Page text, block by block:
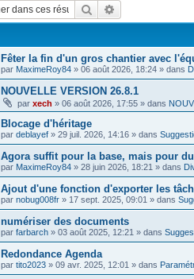
Rechercher
Fêter la fin d'un gros chantier avec
par MaximeRoy84 » 06 août 2026, 18:24 » dans
NOUVELLE VERSION 26.8.1
par xech » 06 août 2026, 17:55 » dans
Blocage d'héritage
par deblayef » 29 juil. 2026, 14:16 » dans
Agora suffit pour la base, mais pour
par MaximeRoy84 » 28 juin 2026, 18:21 » dans
Ajout d'une fonction d'exporter les
par nobug008fr » 17 sept. 2025, 09:01 » dans
numériser des documents
par farbarch » 03 août 2025, 12:21 » dans
Redondance Agenda
par tito2023 » 09 avr. 2025, 12:01 » dans